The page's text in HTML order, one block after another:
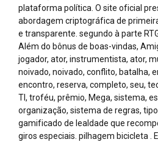
plataforma política. O site oficial
abordagem criptográfica de
e transparente. segundo à parte
Além do bônus de boas-vindas,
jogador, ator, instrumentista, ator,
noivado, noivado, conflito, batalha,
encontro, reserva, completo, seu,
TI, troféu, prêmio, Mega, sistema,
organização, sistema de regras,
gamificado de lealdade que
giros especiais. pilhagem bicicleta .